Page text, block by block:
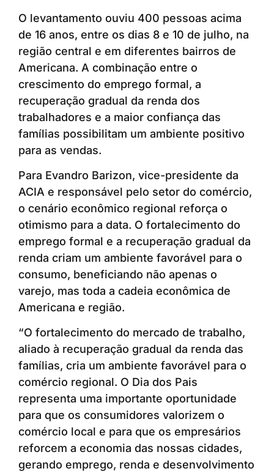
O levantamento ouviu 400 pessoas acima
de 16 anos, entre os dias 8 e 10 de julho, na
região central e em diferentes bairros de
Americana. A combinação entre o
crescimento do emprego formal, a
recuperação gradual da renda dos
trabalhadores e a maior confiança das
famílias possibilitam um ambiente positivo
para as vendas.
Para Evandro Barizon, vice-presidente da
ACIA e responsável pelo setor do comércio,
o cenário econômico regional reforça o
otimismo para a data. O fortalecimento do
emprego formal e a recuperação gradual da
renda criam um ambiente favorável para o
consumo, beneficiando não apenas o
varejo, mas toda a cadeia econômica de
Americana e região.
“O fortalecimento do mercado de trabalho,
aliado à recuperação gradual da renda das
famílias, cria um ambiente favorável para o
comércio regional. O Dia dos Pais
representa uma importante oportunidade
para que os consumidores valorizem o
comércio local e para que os empresários
reforcem a economia das nossas cidades,
gerando emprego, renda e desenvolvimento